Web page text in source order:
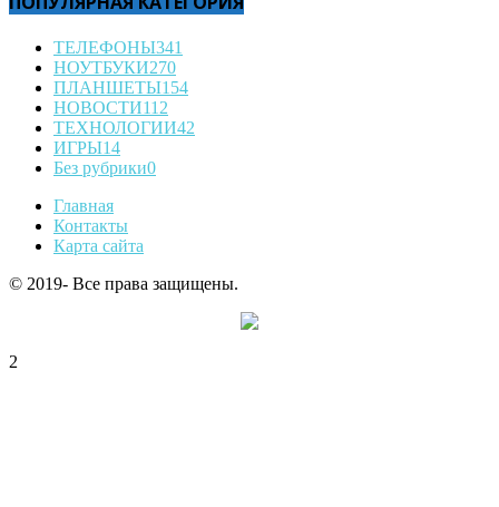
ТЕЛЕФОНЫ341
НОУТБУКИ270
ПЛАНШЕТЫ154
НОВОСТИ112
ТЕХНОЛОГИИ42
ИГРЫ14
Без рубрики0
Главная
Контакты
Карта сайта
© 2019- Все права защищены.
2